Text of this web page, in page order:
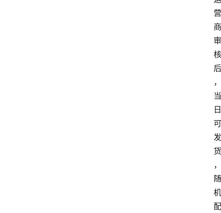
营
商
审
核
后
，
当
日
可
发
货
，
随
机
配